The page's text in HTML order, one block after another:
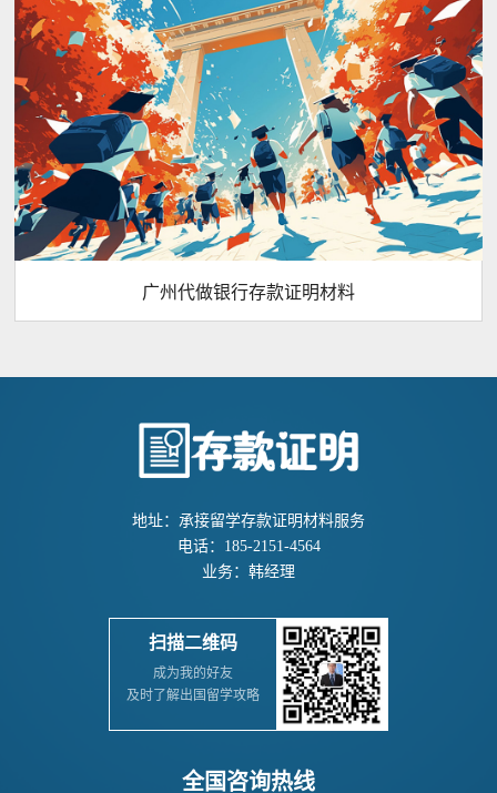
广州代做银行存款证明材料
地址：承接留学存款证明材料服务
电话：185-2151-4564
业务：韩经理
扫描二维码
成为我的好友
及时了解出国留学攻略
全国咨询热线